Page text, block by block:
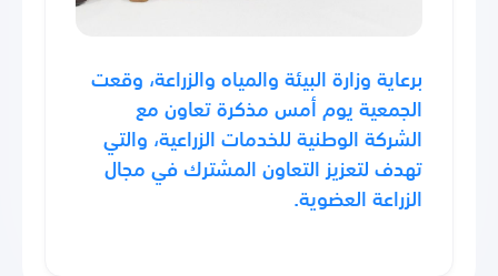
برعاية وزارة البيئة والمياه والزراعة، وقعت
الجمعية يوم أمس مذكرة تعاون مع
الشركة الوطنية للخدمات الزراعية، والتي
تهدف لتعزيز التعاون المشترك في مجال
الزراعة العضوية.